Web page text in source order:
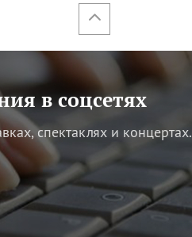
в соцсетях
спектаклях и концертах.